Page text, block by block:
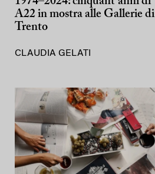
A22 in mostra alle Gallerie di
Trento
CLAUDIA GELATI